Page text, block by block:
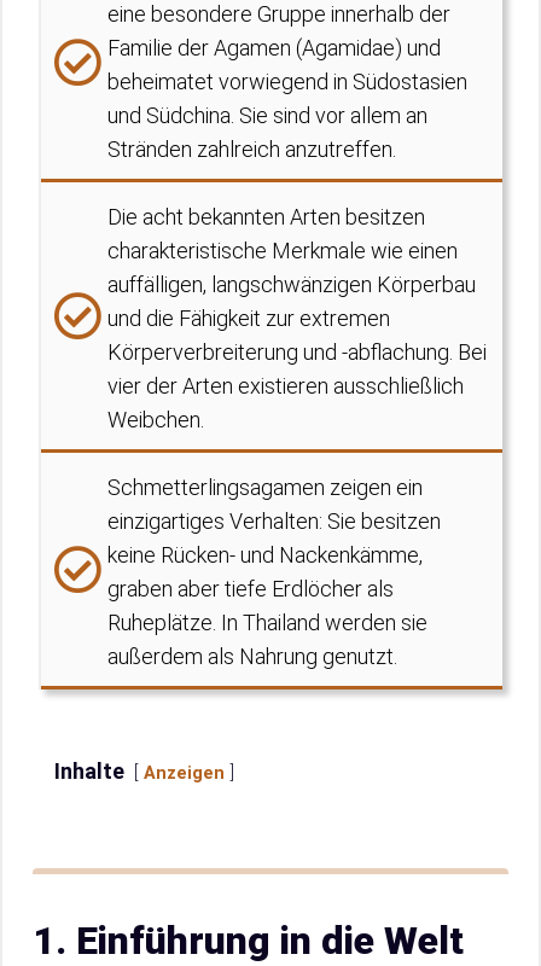
eine besondere Gruppe innerhalb der
Familie der Agamen (Agamidae) und
beheimatet vorwiegend in Südostasien
und Südchina. Sie sind vor allem an
Stränden zahlreich anzutreffen.
Die acht bekannten Arten besitzen
charakteristische Merkmale wie einen
auffälligen, langschwänzigen Körperbau
und die Fähigkeit zur extremen
Körperverbreiterung und -abflachung. Bei
vier der Arten existieren ausschließlich
Weibchen.
Schmetterlingsagamen zeigen ein
einzigartiges Verhalten: Sie besitzen
keine Rücken- und Nackenkämme,
graben aber tiefe Erdlöcher als
Ruheplätze. In Thailand werden sie
außerdem als Nahrung genutzt.
Inhalte Anzeigen
1. Einführung in die Welt